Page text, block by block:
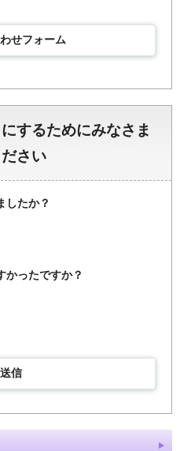
せフォーム
するためにみなさま
さい
したか？
かったですか？
送信